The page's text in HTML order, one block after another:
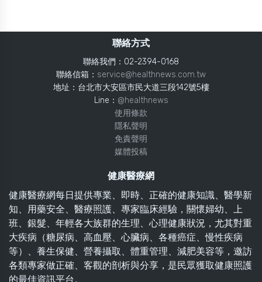
聯絡方式
聯絡我們：02-2394-0168
聯絡信箱： service@healthnews.com.tw
地址：台北市大安區市民大道三段142號5樓
Line： @healthnews
使用條款
隱私聲明
免責聲明
媒體投稿
健康醫療網
健康醫療網每日提供專業、即時、正確的健康知識、醫學新
知、用藥安全、醫療照護、專家臨床經驗，關懷婦幼、上
班、銀髮、年輕各大族群的生理、心理健康狀況，尤其對重
大疾病（糖尿病、高血壓、心臟病、各種癌症、慢性疾病
等）、養生保健、營養攝取、體重管理、減肥美容等，邀訪
各類專家做正確、客觀的剖析與分享，是民眾獲取健康照護
的最佳資訊平台。